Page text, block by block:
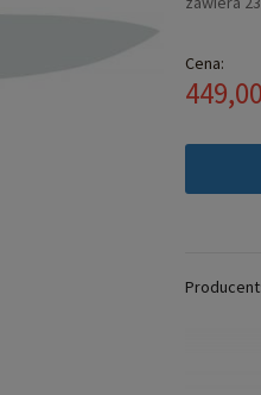
Cena:
Producent: